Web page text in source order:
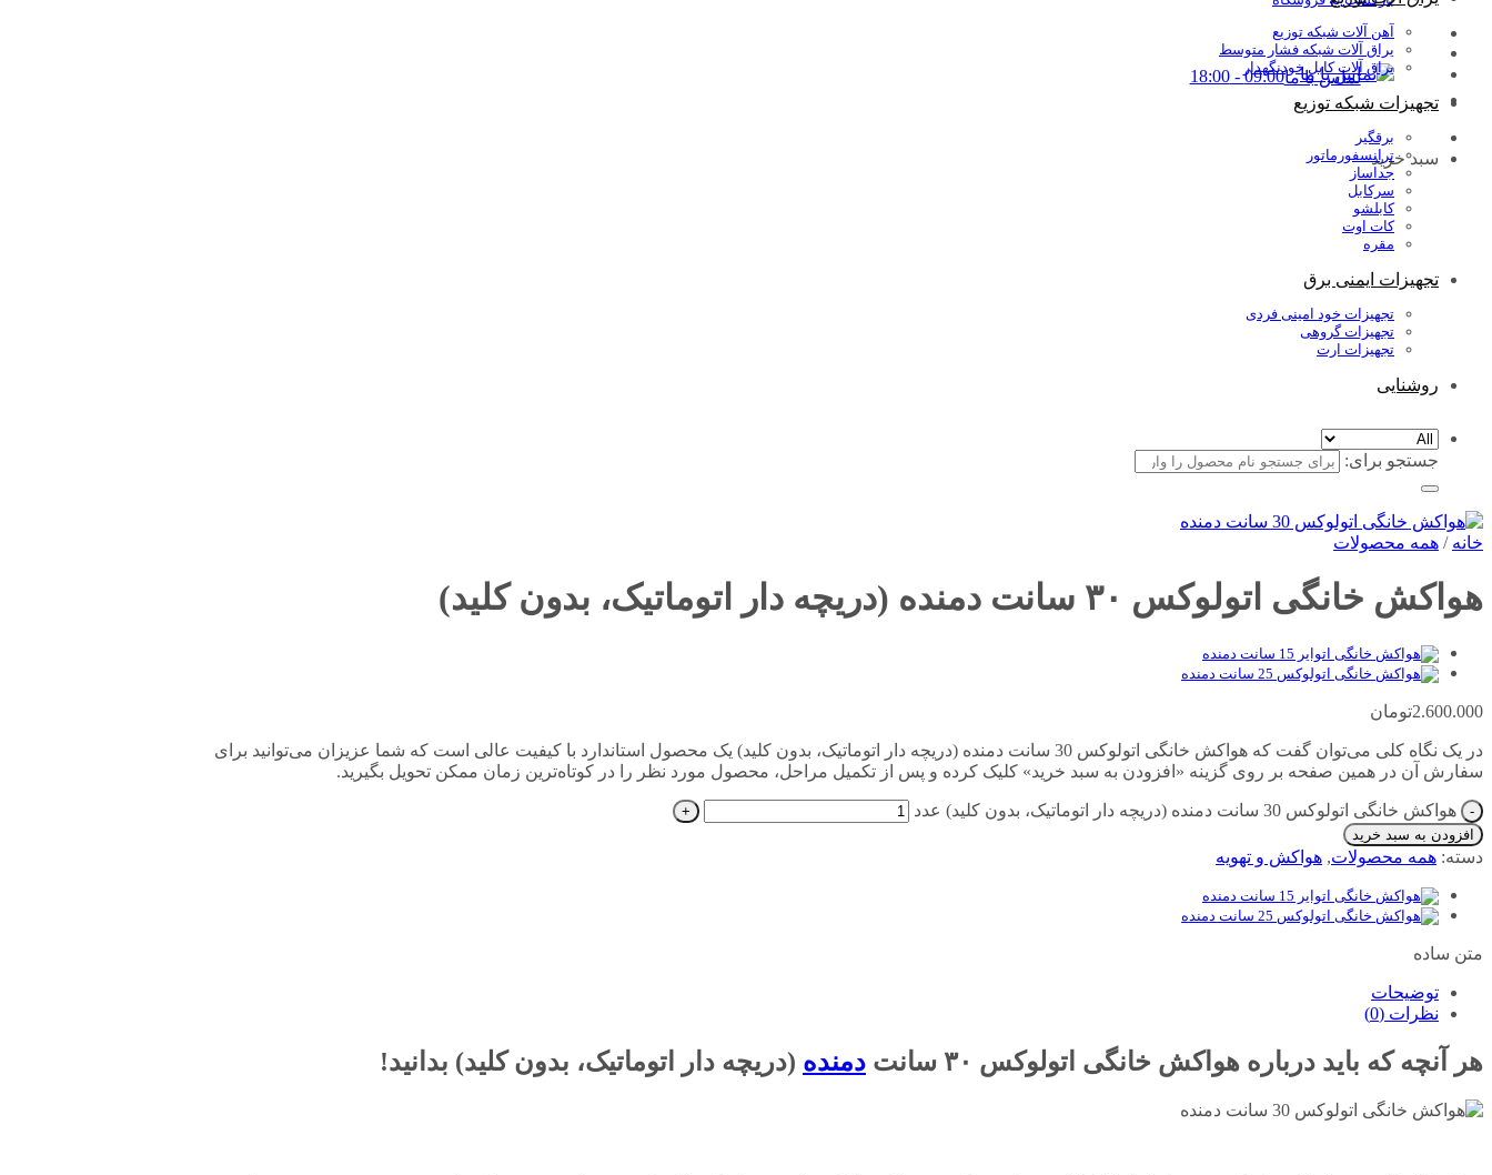
تماس با ما09:00 - 18:00
سبد خرید
آهن آلات شبکه توزیع
یراق آلات شبکه فشار متوسط
یراق آلات کابل خودنگهدار
تجهیزات شبکه توزیع
برقگیر
ترانسفورماتور
جداساز
سرکابل
کابلشو
کات اوت
مقره
تجهیزات ایمنی برق
تجهیزات خود امینی فردی
تجهیزات گروهی
تجهیزات ارت
روشنایی
جستجو برای:
خانه / همه محصولات
هواکش خانگی اتولوکس ۳۰ سانت دمنده (دریچه دار اتوماتیک، بدون کلید)
2.600.000تومان
در یک نگاه کلی می‌توان گفت که هواکش خانگی اتولوکس 30 سانت دمنده (دریچه دار اتوماتیک، بدون کلید) یک محصول استاندارد با کیفیت عالی است که شما عزیزان می‌توانید برای
سفارش آن در همین صفحه بر روی گزینه «افزودن به سبد خرید» کلیک کرده و پس از تکمیل مراحل، محصول مورد نظر را در کوتاه‌ترین زمان ممکن تحویل بگیرید.
هواکش خانگی اتولوکس 30 سانت دمنده (دریچه دار اتوماتیک، بدون کلید) عدد
افزودن به سبد خرید
دسته: همه محصولات, هواکش و تهویه
متن ساده
توضیحات
نظرات (0)
هر آنچه که باید درباره هواکش خانگی اتولوکس ۳۰ سانت دمنده (دریچه دار اتوماتیک، بدون کلید) بدانید!